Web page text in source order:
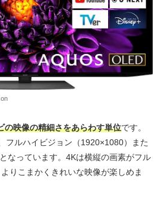
の映像の精細さをあらわす単位です。
フルハイビジョン（1920×1080）また
なっています。4Kは横縦の画素がフル
りこまかくきれいな映像が楽しめま